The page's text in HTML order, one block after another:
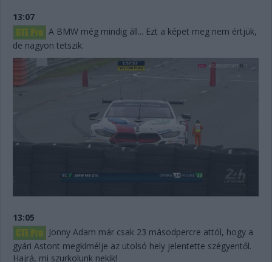
13:07
A BMW még mindig áll... Ezt a képet meg nem értjük,
de nagyon tetszik.
13:05
Jonny Adam már csak 23 másodpercre attól, hogy a
gyári Astont megkímélje az utolsó hely jelentette szégyentől.
Hajrá, mi szurkolunk nekik!